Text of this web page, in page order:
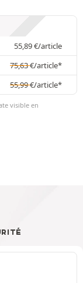
55,89€/article
75,63€/article*
55,99€/article*
visible en